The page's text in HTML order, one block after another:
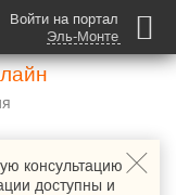
Войти на портал
Эль-Монте
консультацию
доступны и